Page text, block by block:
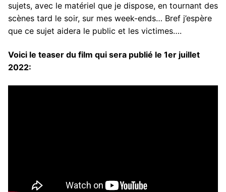
sujets, avec le matériel que je dispose, en tournant des
scènes tard le soir, sur mes week-ends… Bref j’espère
que ce sujet aidera le public et les victimes….
Voici le teaser du film qui sera publié le 1er juillet
2022: